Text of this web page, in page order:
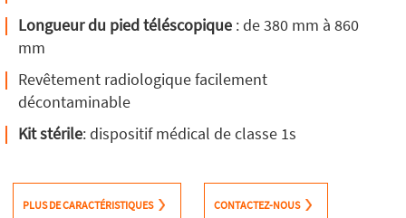
Longueur du pied téléscopique : de 380 mm à 860
mm
Revêtement radiologique facilement
décontaminable
Kit stérile: dispositif médical de classe 1s
PLUS DE CARACTÉRISTIQUES CONTACTEZ-NOUS